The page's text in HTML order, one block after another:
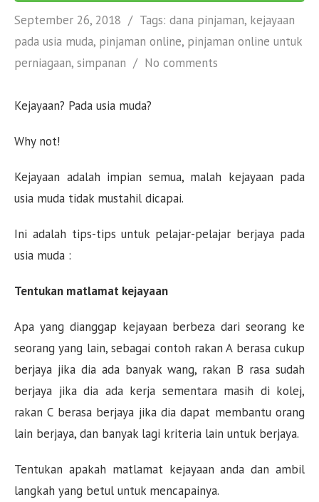
September 26, 2018 Tags: dana pinjaman, kejayaan
pada usia muda, pinjaman online, pinjaman online untuk
perniagaan, simpanan No comments
Kejayaan? Pada usia muda?
Why not!
Kejayaan adalah impian semua, malah kejayaan pada
usia muda tidak mustahil dicapai.
Ini adalah tips-tips untuk pelajar-pelajar berjaya pada
usia muda :
Tentukan matlamat kejayaan
Apa yang dianggap kejayaan berbeza dari seorang ke
seorang yang lain, sebagai contoh rakan A berasa cukup
berjaya jika dia ada banyak wang, rakan B rasa sudah
berjaya jika dia ada kerja sementara masih di kolej,
rakan C berasa berjaya jika dia dapat membantu orang
lain berjaya, dan banyak lagi kriteria lain untuk berjaya.
Tentukan apakah matlamat kejayaan anda dan ambil
langkah yang betul untuk mencapainya.